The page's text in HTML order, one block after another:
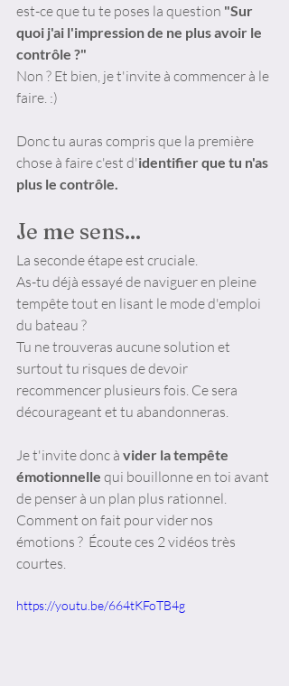
est-ce que tu te poses la question "Sur
quoi j'ai l'impression de ne plus avoir le
contrôle ?"
Non ? Et bien, je t'invite à commencer à le
faire. :)
Donc tu auras compris que la première
chose à faire c'est d'identifier que tu n'as
plus le contrôle.
Je me sens...
La seconde étape est cruciale.
As-tu déjà essayé de naviguer en pleine
tempête tout en lisant le mode d'emploi
du bateau ?
Tu ne trouveras aucune solution et
surtout tu risques de devoir
recommencer plusieurs fois. Ce sera
décourageant et tu abandonneras.
Je t'invite donc à vider la tempête
émotionnelle qui bouillonne en toi avant
de penser à un plan plus rationnel.
Comment on fait pour vider nos
émotions ?  Écoute ces 2 vidéos très
courtes.
https://youtu.be/664tKFoTB4g